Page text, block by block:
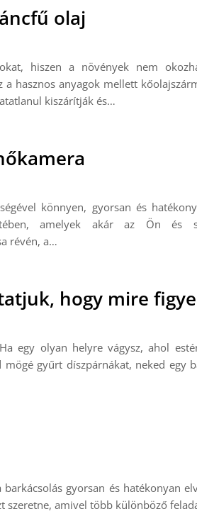
olaj
hiszen a növények nem
hasznos anyagok mellett
kiszárítják és…
könnyen, gyorsan és
amelyek akár az Ön és
révén, a…
hogy mire
egy olyan helyre vágysz, ahol
gyűrt díszpárnákat, neked egy
gyorsan és hatékonyan
szeretne, amivel több különböző